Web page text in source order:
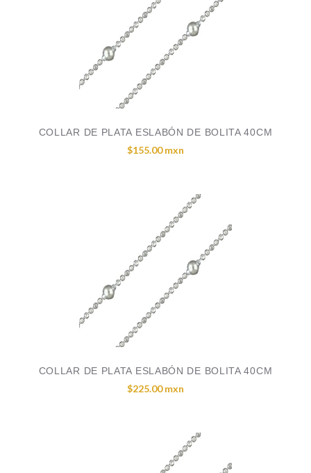
COLLAR DE PLATA ESLABÓN DE BOLITA 40CM
$155.00 mxn
COLLAR DE PLATA ESLABÓN DE BOLITA 40CM
$225.00 mxn